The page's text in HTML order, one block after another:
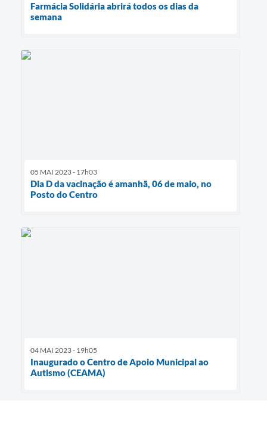
Farmácia Solidária abrirá todos os dias da
semana
05 MAI 2023 - 17h03
Dia D da vacinação é amanhã, 06 de maio, no
Posto do Centro
04 MAI 2023 - 19h05
Inaugurado o Centro de Apoio Municipal ao
Autismo (CEAMA)